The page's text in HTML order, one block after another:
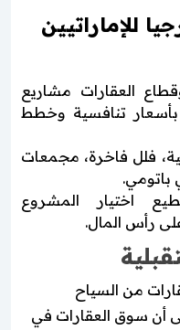
للإماراتيين
العقارات مشاريع
تنافسية وخطط
فلل فاخرة، مجمعات
باتومي.
اختيار المشروع
رأس المال.
من السياح
أن سوق العقارات في